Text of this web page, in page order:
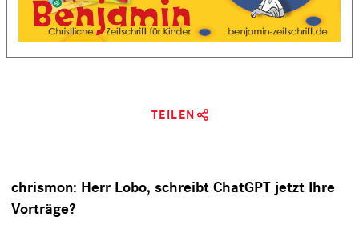
TEILEN
chrismon: Herr Lobo, schreibt ChatGPT jetzt Ihre
Vorträge?